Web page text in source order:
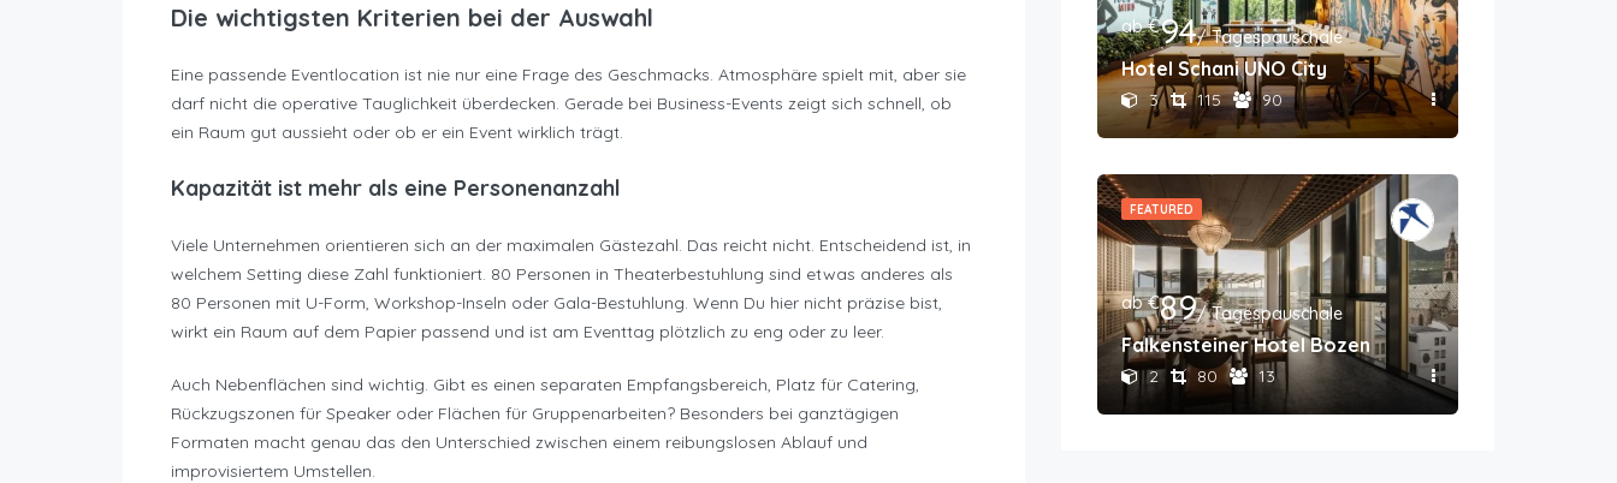
Die wichtigsten Kriterien bei der Auswahl
Eine passende Eventlocation ist nie nur eine Frage des Geschmacks. Atmosphäre spielt mit, aber sie
darf nicht die operative Tauglichkeit überdecken. Gerade bei Business-Events zeigt sich schnell, ob
ein Raum gut aussieht oder ob er ein Event wirklich trägt.
Kapazität ist mehr als eine Personenanzahl
Viele Unternehmen orientieren sich an der maximalen Gästezahl. Das reicht nicht. Entscheidend ist, in
welchem Setting diese Zahl funktioniert. 80 Personen in Theaterbestuhlung sind etwas anderes als
80 Personen mit U-Form, Workshop-Inseln oder Gala-Bestuhlung. Wenn Du hier nicht präzise bist,
wirkt ein Raum auf dem Papier passend und ist am Eventtag plötzlich zu eng oder zu leer.
Auch Nebenflächen sind wichtig. Gibt es einen separaten Empfangsbereich, Platz für Catering,
Rückzugszonen für Speaker oder Flächen für Gruppenarbeiten? Besonders bei ganztägigen
Formaten macht genau das den Unterschied zwischen einem reibungslosen Ablauf und
improvisiertem Umstellen.
ab €94/ Tagespauschale
Hotel Schani UNO City
3 115 90
FEATURED
ab €89/ Tagespauschale
Falkensteiner Hotel Bozen
2 80 13